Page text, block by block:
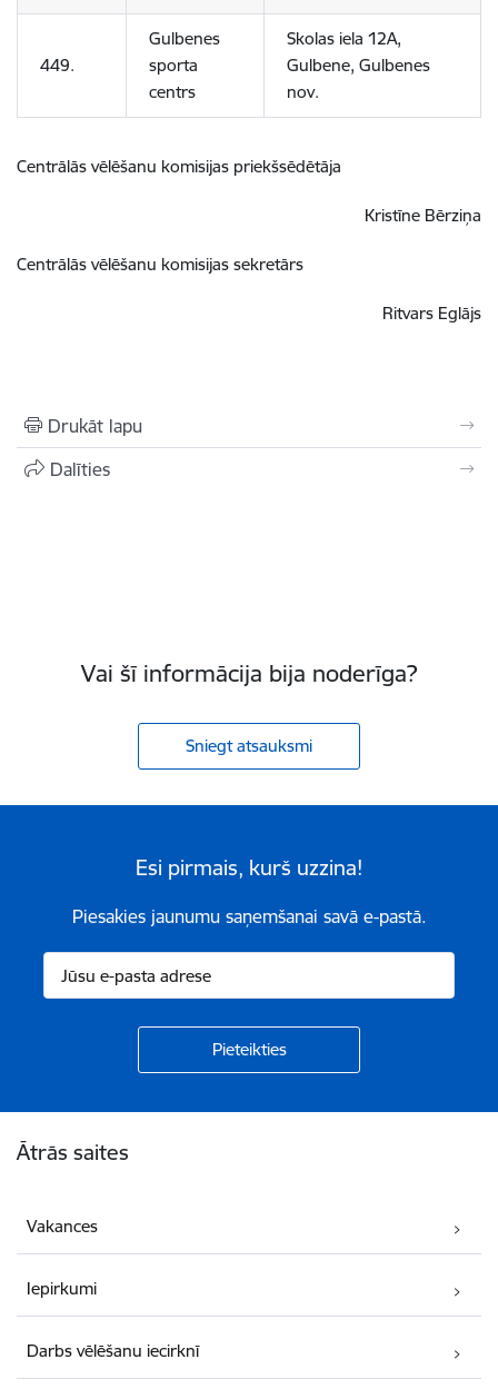
449.
Gulbenes
sporta
centrs
Skolas iela 12A,
Gulbene, Gulbenes
nov.
Centrālās vēlēšanu komisijas priekšsēdētāja
Kristīne Bērziņa
Centrālās vēlēšanu komisijas sekretārs
Ritvars Eglājs
Drukāt lapu
Dalīties
Vai šī informācija bija noderīga?
Sniegt atsauksmi
Esi pirmais, kurš uzzina!
Piesakies jaunumu saņemšanai savā e-pastā.
Ātrās saites
Vakances
Iepirkumi
Darbs vēlēšanu iecirknī